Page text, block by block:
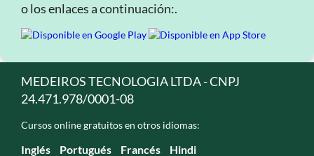
o los enlaces a continuación:.
MEDEIROS TECNOLOGIA LTDA - CNPJ
24.471.978/0001-08
Cursos online gratuitos en otros idiomas:
Inglés Portugués Francés Hindi